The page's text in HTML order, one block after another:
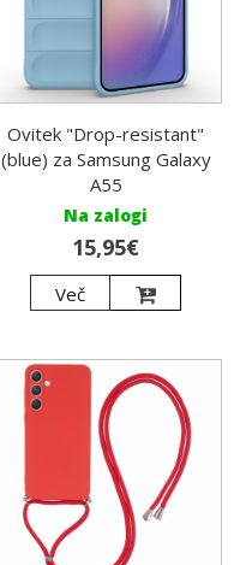
Ovitek "Drop-resistant"
(blue) za Samsung Galaxy
A55
Na zalogi
15,95€
Več